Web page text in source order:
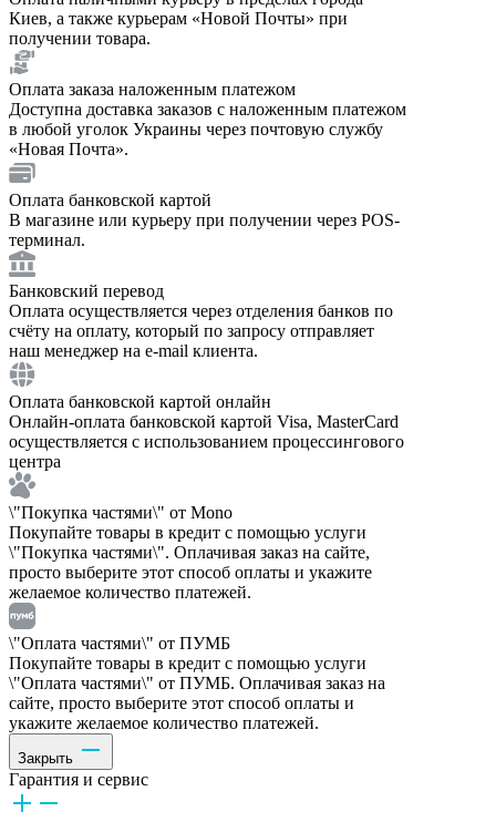
Киев, а также курьерам «Новой Почты» при
получении товара.
Оплата заказа наложенным платежом
Доступна доставка заказов с наложенным платежом
в любой уголок Украины через почтовую службу
«Новая Почта».
Оплата банковской картой
В магазине или курьеру при получении через POS-
терминал.
Банковский перевод
Оплата осуществляется через отделения банков по
счёту на оплату, который по запросу отправляет
наш менеджер на e-mail клиента.
Оплата банковской картой онлайн
Онлайн-оплата банковской картой Visa, MasterCard
осуществляется с использованием процессингового
центра
\"Покупка частями\" от Mono
Покупайте товары в кредит с помощью услуги
\"Покупка частями\". Оплачивая заказ на сайте,
просто выберите этот способ оплаты и укажите
желаемое количество платежей.
\"Оплата частями\" от ПУМБ
Покупайте товары в кредит с помощью услуги
\"Оплата частями\" от ПУМБ. Оплачивая заказ на
сайте, просто выберите этот способ оплаты и
укажите желаемое количество платежей.
Закрыть
Гарантия и сервис